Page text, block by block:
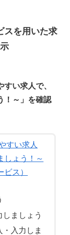
スを用いた求
すい求人で、
！～」を確認
すい求人
しょう！～
ス）
ましょう
・入力しま